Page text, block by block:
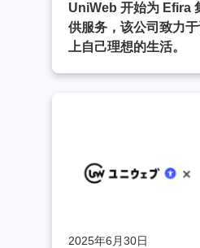
UniWeb 开始为 Efira
供服务，该公司致力
上自己理想的生活。
2025年6月30日